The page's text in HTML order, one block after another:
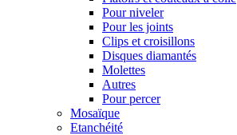
Pour niveler
Pour les joints
Clips et croisillons
Disques diamantés
Molettes
Autres
Pour percer
Mosaïque
Etanchéité